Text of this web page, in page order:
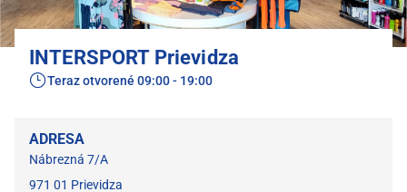
INTERSPORT Prievidza
Teraz otvorené 09:00 - 19:00
ADRESA
Nábrezná 7/A
971 01 Prievidza